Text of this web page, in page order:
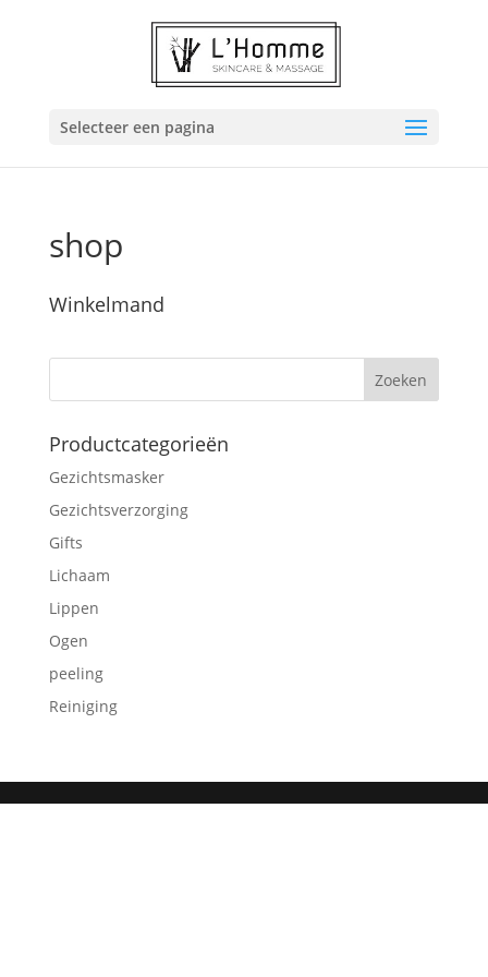
Selecteer een pagina
shop
Winkelmand
Productcategorieën
Gezichtsmasker
Gezichtsverzorging
Gifts
Lichaam
Lippen
Ogen
peeling
Reiniging